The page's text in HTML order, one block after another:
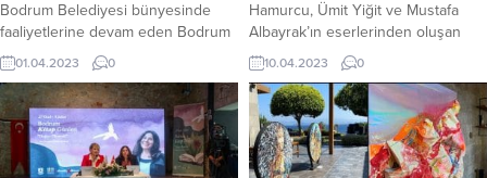
Bodrum Belediyesi bünyesinde
faaliyetlerine devam eden Bodrum
Deniz Müzesi ve Bodrum Girit ve
Yunanistan Göçmenleri Derneği iş
birliği ile mübadelenin 100. yılı, özel
bir program ile anılacak.
Koleksiyonları arasında bulunan
mübadele öncesi ve sonrası
01.04.2023 0
Hamurcu, Ümit Yiğit ve Mustafa
Albayrak’ın eserlerinden oluşan
“Dört Sanatçı Dört İzlenim”
sergisinin 7 Nisan Cuma günü
Bodrum Belediyesi Mausolos Sergi
Salonunda açılışı gerçekleşti.
Bodrum Belediyesi Kültür AŞ
organizasyonunda gerçekleşen
10.04.2023 0